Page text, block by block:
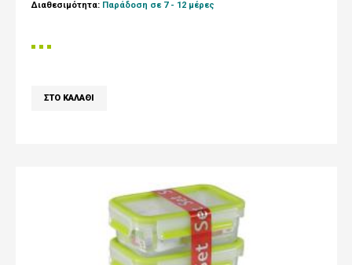
Διαθεσιμότητα: Παράδοση σε 7 - 12 μέρες